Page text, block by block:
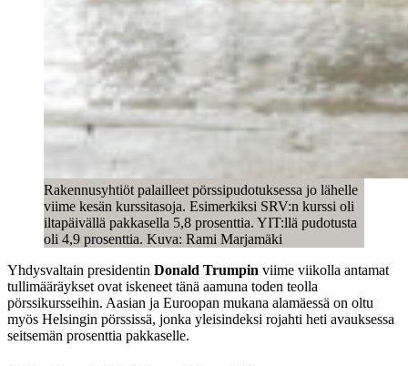
Rakennusyhtiöt palailleet pörssipudotuksessa jo lähelle
viime kesän kurssitasoja. Esimerkiksi SRV:n kurssi oli
iltapäivällä pakkasella 5,8 prosenttia. YIT:llä pudotusta
oli 4,9 prosenttia. Kuva: Rami Marjamäki
Yhdysvaltain presidentin Donald Trumpin viime viikolla antamat
tullimääräykset ovat iskeneet tänä aamuna toden teolla
pörssikursseihin. Aasian ja Euroopan mukana alamäessä on oltu
myös Helsingin pörssissä, jonka yleisindeksi rojahti heti avauksessa
seitsemän prosenttia pakkaselle.